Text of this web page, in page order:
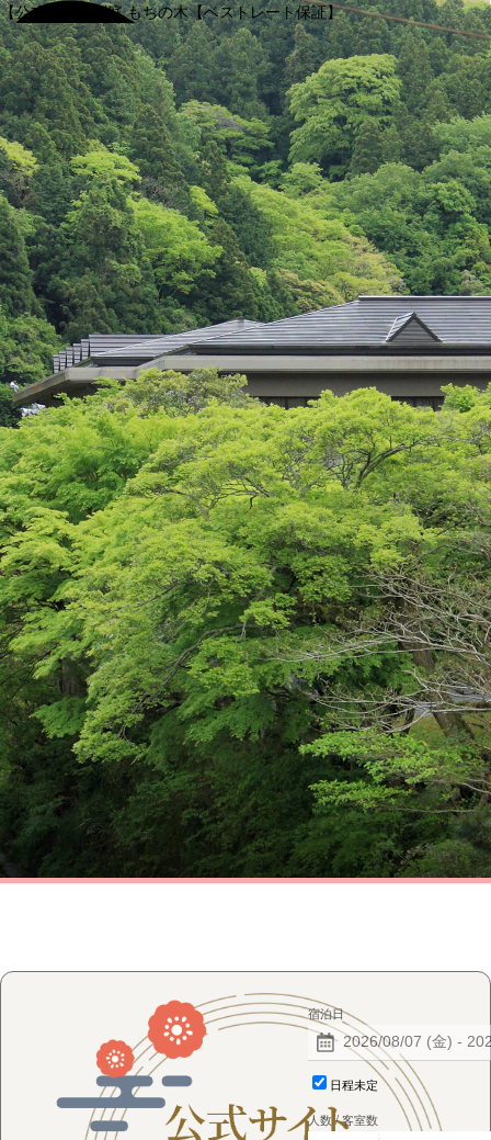
【公式】渓谷別庭 もちの木【ベストレート保証】
宿泊日
日程未定
人数 / 客室数